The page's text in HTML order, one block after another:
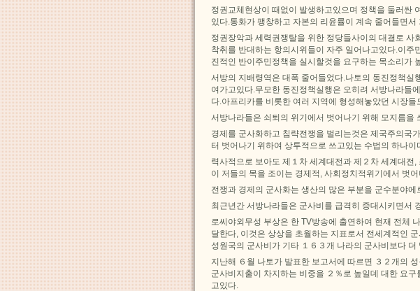
정권교체현상이 때없이 발생하고있으며 정책을 둘러싼
있다.통화가 팽창하고 자본의 리윤률이 계속 줄어들면
정권장악과 세력권쟁탈을 위한 정당들사이의 대결로 사
착취를 반대하는 항의시위들이 자주 일어나고있다.이
진적인 반이주민정책을 실시할것을 요구하는 목소리가
서방의 지배령역은 대폭 줄어들었다.나토의 동진정책실
여가고있다.무모한 동진정책실행은 오히려 서방나라들
다.아프리카를 비롯한 여러 지역에 형성해놓았던 시장들
서방나라들은 쇠퇴의 위기에서 벗어나기 위해 모지름을
경제를 군사화하고 침략전쟁을 벌리는것은 제국주의국
터 벗어나기 위하여 상투적으로 쓰고있는 수법의 하나이
력사적으로 보아도 제１차 세계대전과 제２차 세계대전
이 저들의 목을 조이는 경제적, 사회정치적위기에서 벗
전쟁과 경제의 군사화는 생산의 많은 부분을 군수분야에
최근년간 서방나라들은 군사비를 급격히 증대시키면서
로씨야외무성 부상은 한 TV방송에 출연하여 현재 전체
달한다, 이것은 상상을 초월하는 지표로서 전세계적인
성원국의 군사비가 기타 １６３개 나라의 군사비보다
지난해 ６월 나토가 발표한 보고서에 따르면 ３２개의
군사비지출이 차지하는 비중을 ２％로 높일데 대한 요
고있다.